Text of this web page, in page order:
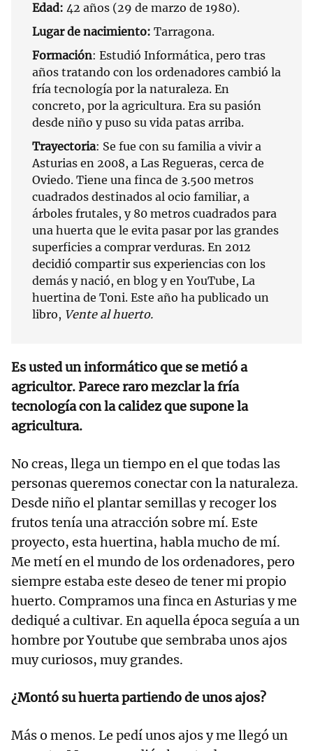
Edad: 42 años (29 de marzo de 1980).
Lugar de nacimiento: Tarragona.
Formación: Estudió Informática, pero tras
años tratando con los ordenadores cambió la
fría tecnología por la naturaleza. En
concreto, por la agricultura. Era su pasión
desde niño y puso su vida patas arriba.
Trayectoria: Se fue con su familia a vivir a
Asturias en 2008, a Las Regueras, cerca de
Oviedo. Tiene una finca de 3.500 metros
cuadrados destinados al ocio familiar, a
árboles frutales, y 80 metros cuadrados para
una huerta que le evita pasar por las grandes
superficies a comprar verduras. En 2012
decidió compartir sus experiencias con los
demás y nació, en blog y en YouTube, La
huertina de Toni. Este año ha publicado un
libro, Vente al huerto.
Es usted un informático que se metió a
agricultor. Parece raro mezclar la fría
tecnología con la calidez que supone la
agricultura.
No creas, llega un tiempo en el que todas las
personas queremos conectar con la naturaleza.
Desde niño el plantar semillas y recoger los
frutos tenía una atracción sobre mí. Este
proyecto, esta huertina, habla mucho de mí.
Me metí en el mundo de los ordenadores, pero
siempre estaba este deseo de tener mi propio
huerto. Compramos una finca en Asturias y me
dediqué a cultivar. En aquella época seguía a un
hombre por Youtube que sembraba unos ajos
muy curiosos, muy grandes.
¿Montó su huerta partiendo de unos ajos?
Más o menos. Le pedí unos ajos y me llegó un